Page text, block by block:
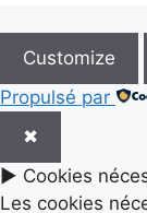
Customize
Propulsé par
✖
► Cookies
Les cookies